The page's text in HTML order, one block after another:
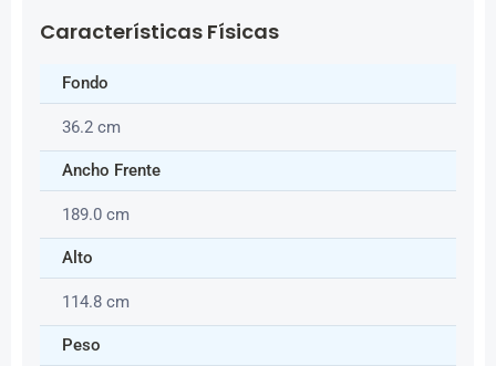
Características Físicas
Fondo
36.2 cm
Ancho Frente
189.0 cm
Alto
114.8 cm
Peso